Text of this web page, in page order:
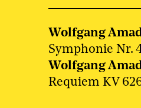
Wolfgang
Symphonie Nr.
Wolfgang
Requiem KV